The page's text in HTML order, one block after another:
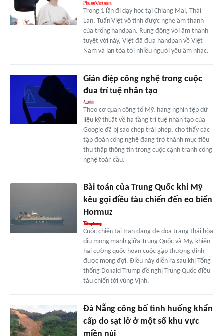
Trong 1 lần đi dạy học tại Chiang Mai, Thái
Lan, Tuấn Việt vô tình được nghe âm thanh
của trống handpan. Rung động với âm thanh
tuyệt vời này, Việt đã đưa handpan về Việt
Nam và lan tỏa tới nhiều người yêu âm nhạc.
Gián điệp công nghệ trong cuộc
đua trí tuệ nhân tạo
Theo cơ quan công tố Mỹ, hàng nghìn tệp dữ
liệu kỹ thuật về hạ tầng trí tuệ nhân tạo của
Google đã bị sao chép trái phép, cho thấy các
tập đoàn công nghệ đang trở thành mục tiêu
thu thập thông tin trong cuộc cạnh tranh công
nghệ toàn cầu.
Bài toán của Trung Quốc khi Mỹ
kêu gọi điều tàu chiến đến eo biển
Hormuz
Cuộc chiến tại Iran đang đe dọa trạng thái hòa
dịu mong manh giữa Trung Quốc và Mỹ, khiến
hai cường quốc hoãn cuộc gặp thượng đỉnh
được mong đợi. Điều này diễn ra sau khi Tổng
thống Donald Trump đề nghị Trung Quốc điều
tàu chiến tới vùng Vịnh.
Đà Nẵng công bố tình huống khẩn
cấp do sạt lở ở một số khu vực
miền núi